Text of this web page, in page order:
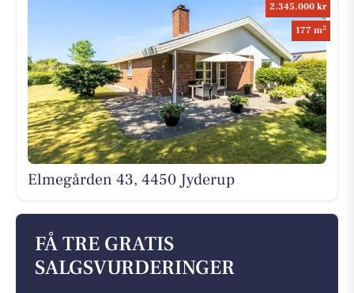
2.345.000 kr
177 m2
Elmegården 43, 4450 Jyderup
FÅ TRE GRATIS
SALGSVURDERINGER